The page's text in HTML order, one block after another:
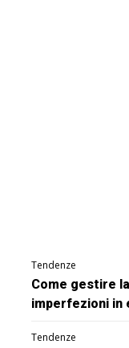
Tendenze
Come gestire
imperfezioni in
Tendenze